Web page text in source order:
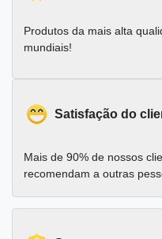
Produtos da mais alta
mundiais!
Satisfação do
Mais de 90% de nossos
recomendam a outras